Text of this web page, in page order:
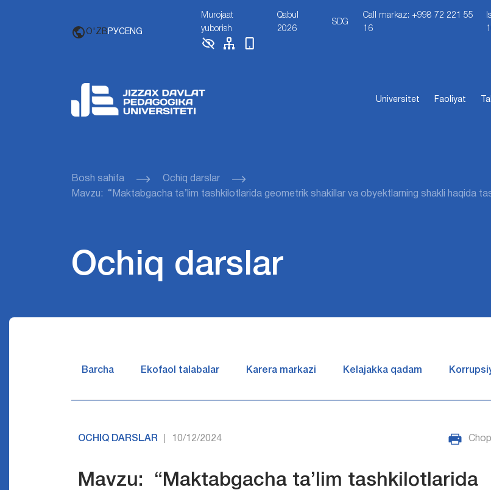
O'ZB РУСENG
Murojaat
yuborish
Qabul
2026
SDG
Call markaz: +998 72 221 55
16
Universitet Faoliyat
Bosh sahifa
Ochiq darslar
Mavzu: “Maktabgacha ta’lim tashkilotlarida geometrik shakillar va obyektlarning shakli haqida
Ochiq darslar
Barcha Ekofaol talabalar Karera markazi Kelajakka qadam
OCHIQ DARSLAR 10/12/2024
Mavzu: “Maktabgacha ta’lim tashkilotlarida